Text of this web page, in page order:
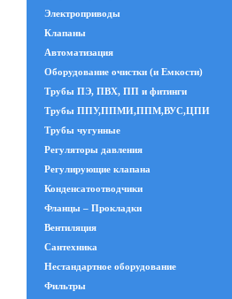
Электроприводы
Клапаны
Автоматизация
Оборудование очистки (и Емкости)
Трубы ПЭ, ПВХ, ПП и фитинги
Трубы ППУ,ППМИ,ППМ,ВУС,ЦПИ
Трубы чугунные
Регуляторы давления
Регулирующие клапана
Конденсатоотводчики
Фланцы – Прокладки
Вентиляция
Сантехника
Нестандартное оборудование
Фильтры